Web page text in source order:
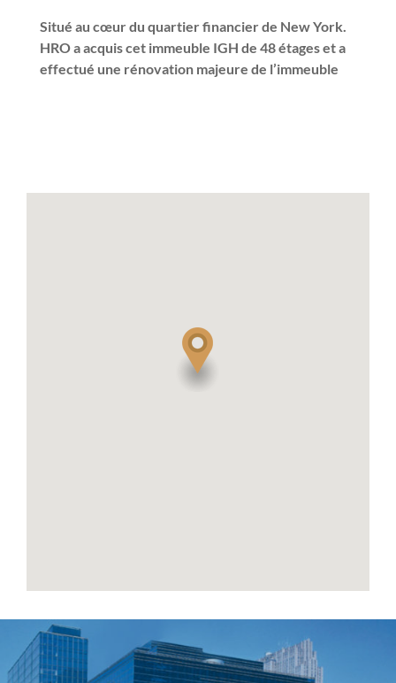
Situé au cœur du quartier financier de New York.
HRO a acquis cet immeuble IGH de 48 étages et a
effectué une rénovation majeure de l’immeuble